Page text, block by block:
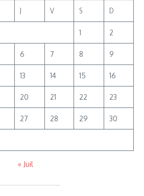
J V S D
1 2
6 7 8 9
13 14 15 16
20 21 22 23
27 28 29 30
« Juil